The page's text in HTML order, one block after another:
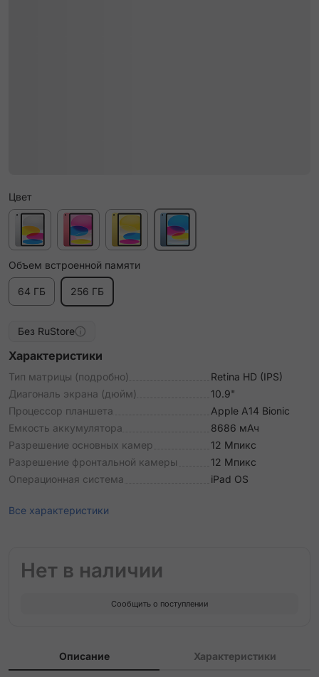
Цвет
Объем встроенной памяти
64 ГБ 256 ГБ
Без RuStore
Характеристики
Тип матрицы (подробно)
Retina HD (IPS)
Диагональ экрана (дюйм)
10.9"
Процессор планшета
Apple A14 Bionic
Емкость аккумулятора
8686 мАч
Разрешение основных камер
12 Мпикс
Разрешение фронтальной камеры
12 Мпикс
Операционная система
iPad OS
Все характеристики
Нет в наличии
Сообщить о поступлении
Описание Характеристики